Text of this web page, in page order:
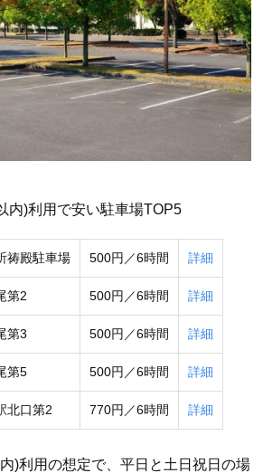
内)利用で安い駐車場TOP5
祷殿駐車場 500円／6時間 詳細
第2 500円／6時間 詳細
第3 500円／6時間 詳細
第5 500円／6時間 詳細
北口第2 770円／6時間 詳細
)利用の想定で、平日と土日祝日の場